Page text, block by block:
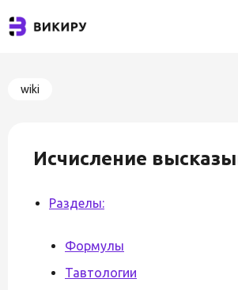
wiki
Исчисление
Разделы:
Формулы
Тавтологии